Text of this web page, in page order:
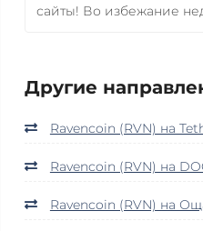
сайты! Во избежание
Другие
Ravencoin (RVN) на
Ravencoin (RVN) на
Ravencoin (RVN) на